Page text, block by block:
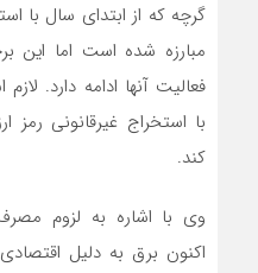
گرچه که از ابتدای سال با
مبارزه شده است اما این
فعالیت آنها ادامه دارد.
با استخراج غیرقانونی رمز
کند.
وی با اشاره به لزوم
اکنون برق به دلیل